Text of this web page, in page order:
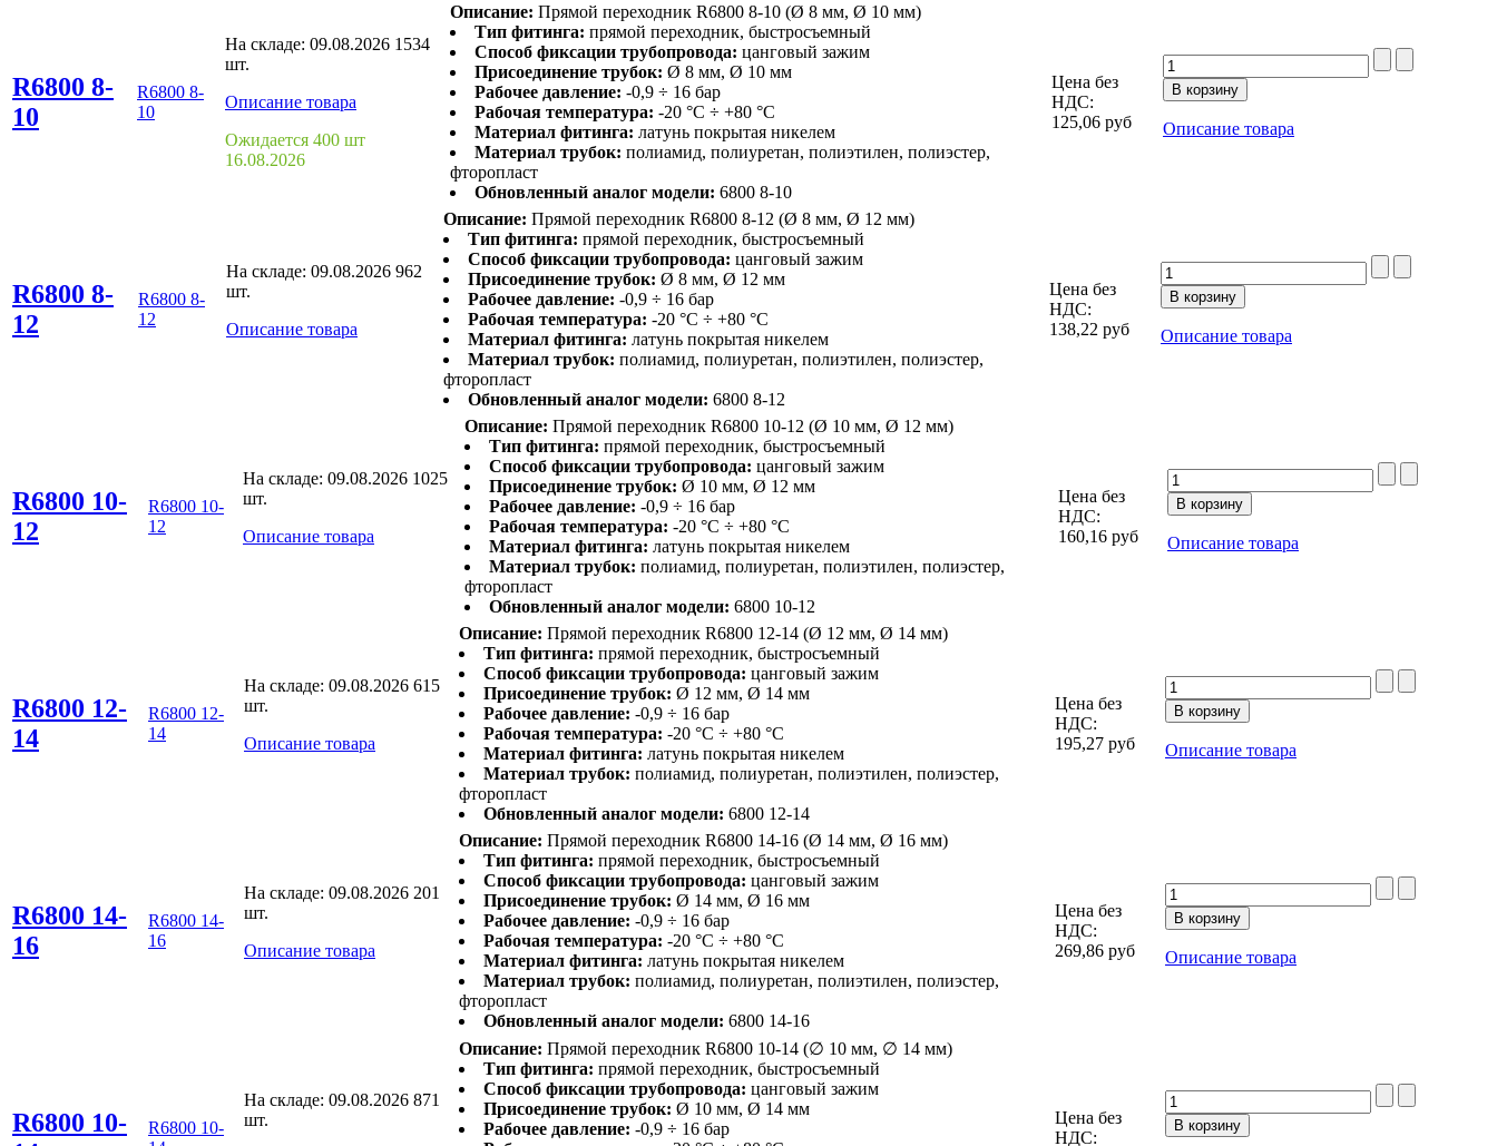
R6800 8-
10
R6800 8-
10
На складе: 09.08.2026 1534
шт.
Описание товара
Ожидается 400 шт
16.08.2026
Описание: Прямой переходник R6800 8-10 (Ø 8 мм, Ø 10 мм)
Тип фитинга: прямой переходник, быстросъемный
Способ фиксации трубопровода: цанговый зажим
Присоединение трубок: Ø 8 мм, Ø 10 мм
Рабочее давление: -0,9 ÷ 16 бар
Рабочая температура: -20 °C ÷ +80 °C
Материал фитинга: латунь покрытая никелем
Материал трубок: полиамид, полиуретан, полиэтилен, полиэстер,
фторопласт
Обновленный аналог модели: 6800 8-10
Цена без
НДС:
125,06 руб Описание товара
R6800 8-
12
R6800 8-
12
На складе: 09.08.2026 962
шт.
Описание товара
Описание: Прямой переходник R6800 8-12 (Ø 8 мм, Ø 12 мм)
Тип фитинга: прямой переходник, быстросъемный
Способ фиксации трубопровода: цанговый зажим
Присоединение трубок: Ø 8 мм, Ø 12 мм
Рабочее давление: -0,9 ÷ 16 бар
Рабочая температура: -20 °C ÷ +80 °C
Материал фитинга: латунь покрытая никелем
Материал трубок: полиамид, полиуретан, полиэтилен, полиэстер,
фторопласт
Обновленный аналог модели: 6800 8-12
Цена без
НДС:
138,22 руб Описание товара
R6800 10-
12
R6800 10-
12
На складе: 09.08.2026 1025
шт.
Описание товара
Описание: Прямой переходник R6800 10-12 (Ø 10 мм, Ø 12 мм)
Тип фитинга: прямой переходник, быстросъемный
Способ фиксации трубопровода: цанговый зажим
Присоединение трубок: Ø 10 мм, Ø 12 мм
Рабочее давление: -0,9 ÷ 16 бар
Рабочая температура: -20 °C ÷ +80 °C
Материал фитинга: латунь покрытая никелем
Материал трубок: полиамид, полиуретан, полиэтилен, полиэстер,
фторопласт
Обновленный аналог модели: 6800 10-12
Цена без
НДС:
160,16 руб Описание товара
R6800 12-
14
R6800 12-
14
На складе: 09.08.2026 615
шт.
Описание товара
Описание: Прямой переходник R6800 12-14 (Ø 12 мм, Ø 14 мм)
Тип фитинга: прямой переходник, быстросъемный
Способ фиксации трубопровода: цанговый зажим
Присоединение трубок: Ø 12 мм, Ø 14 мм
Рабочее давление: -0,9 ÷ 16 бар
Рабочая температура: -20 °C ÷ +80 °C
Материал фитинга: латунь покрытая никелем
Материал трубок: полиамид, полиуретан, полиэтилен, полиэстер,
фторопласт
Обновленный аналог модели: 6800 12-14
Цена без
НДС:
195,27 руб Описание товара
R6800 14-
16
R6800 14-
16
На складе: 09.08.2026 201
шт.
Описание товара
Описание: Прямой переходник R6800 14-16 (Ø 14 мм, Ø 16 мм)
Тип фитинга: прямой переходник, быстросъемный
Способ фиксации трубопровода: цанговый зажим
Присоединение трубок: Ø 14 мм, Ø 16 мм
Рабочее давление: -0,9 ÷ 16 бар
Рабочая температура: -20 °C ÷ +80 °C
Материал фитинга: латунь покрытая никелем
Материал трубок: полиамид, полиуретан, полиэтилен, полиэстер,
фторопласт
Обновленный аналог модели: 6800 14-16
Цена без
НДС:
269,86 руб Описание товара
R6800 10-
R6800 10-
На складе: 09.08.2026 871
шт.
Описание: Прямой переходник R6800 10-14 (∅ 10 мм, ∅ 14 мм)
Тип фитинга: прямой переходник, быстросъемный
Способ фиксации трубопровода: цанговый зажим
Присоединение трубок: Ø 10 мм, Ø 14 мм
Рабочее давление: -0,9 ÷ 16 бар
Цена без
НДС: